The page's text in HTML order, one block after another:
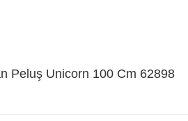
Peluş Unicorn 100 Cm 62898